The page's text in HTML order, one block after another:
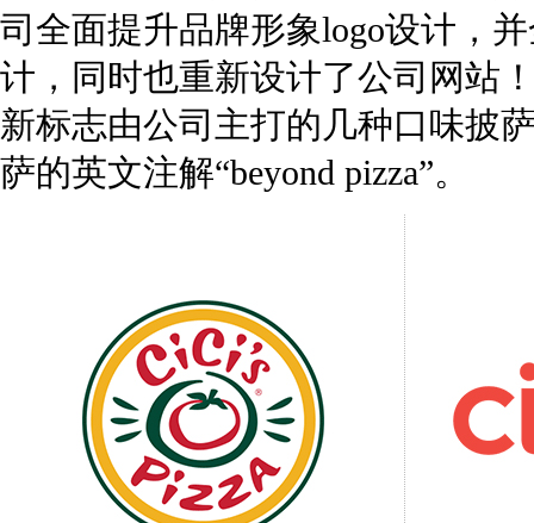
司全面提升品牌形象logo设计，
计，同时也重新设计了公司网站
新标志由公司主打的几种口味披
萨的英文注解“beyond pizza”。